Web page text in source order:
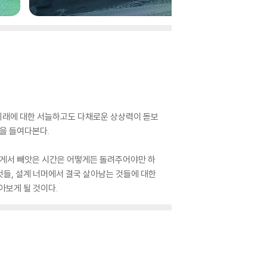
에 대한 서늘하고도 다채로운 상상력이 돋보
들여다본다.
서 빼앗은 시간은 어떻게든 돌려주어야만 하
, 설계 너머에서 결국 살아남는 것들에 대한
보게 될 것이다.